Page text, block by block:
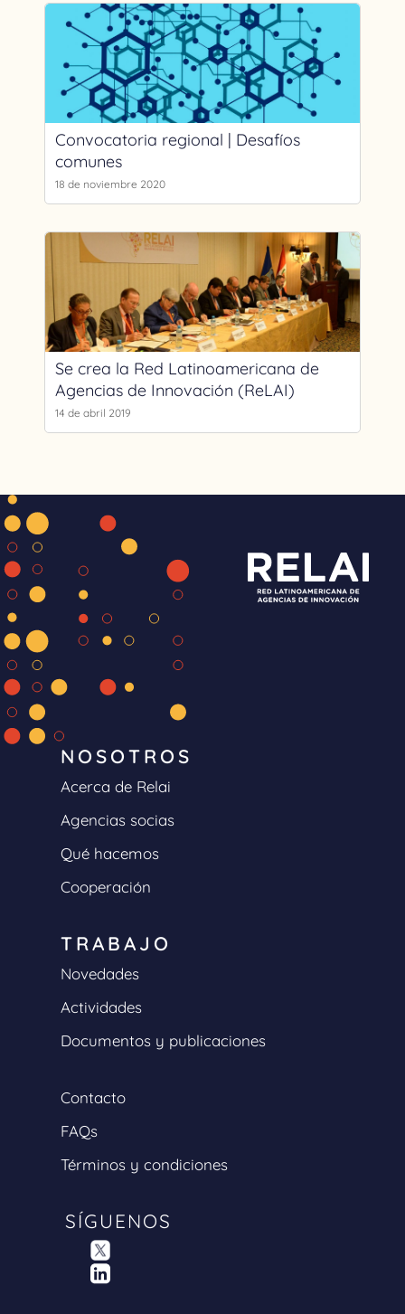
Convocatoria regional | Desafíos
comunes
18 de noviembre 2020
Se crea la Red Latinoamericana de
Agencias de Innovación (ReLAI)
14 de abril 2019
NOSOTROS
Acerca de Relai
Agencias socias
Qué hacemos
Cooperación
TRABAJO
Novedades
Actividades
Documentos y publicaciones
Contacto
FAQs
Términos y condiciones
SÍGUENOS